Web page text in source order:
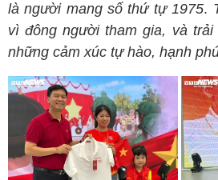
là người mang số thứ tự 1975.
vì đông người tham gia, và
những cảm xúc tự hào, hạnh